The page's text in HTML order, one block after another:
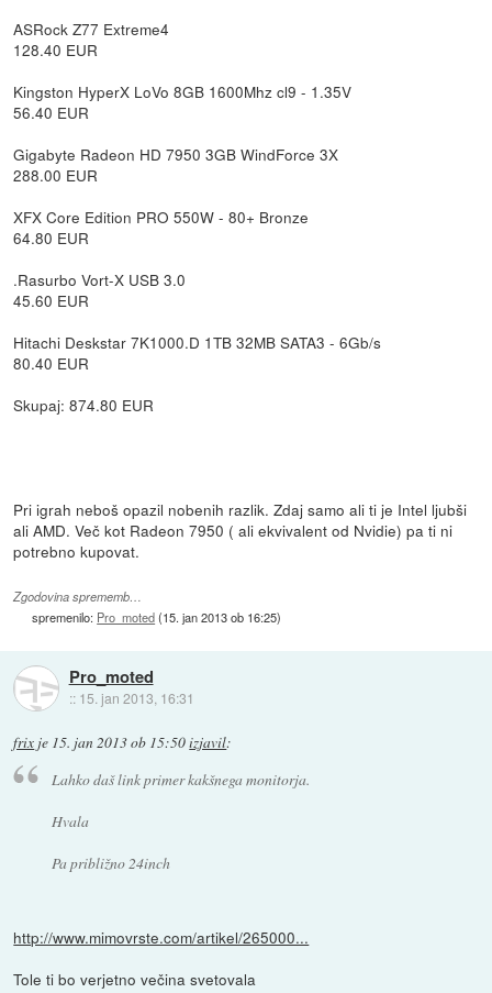
ASRock Z77 Extreme4
128.40 EUR
Kingston HyperX LoVo 8GB 1600Mhz cl9 - 1.35V
56.40 EUR
Gigabyte Radeon HD 7950 3GB WindForce 3X
288.00 EUR
XFX Core Edition PRO 550W - 80+ Bronze
64.80 EUR
.Rasurbo Vort-X USB 3.0
45.60 EUR
Hitachi Deskstar 7K1000.D 1TB 32MB SATA3 - 6Gb/s
80.40 EUR
Skupaj: 874.80 EUR
Pri igrah neboš opazil nobenih razlik. Zdaj samo ali ti je Intel ljubši
ali AMD. Več kot Radeon 7950 ( ali ekvivalent od Nvidie) pa ti ni
potrebno kupovat.
Zgodovina sprememb…
spremenilo: Pro_moted(15. jan 2013 ob 16:25)
Pro_moted
:: 15. jan 2013, 16:31
frix je 15. jan 2013 ob 15:50izjavil:
Lahko daš link primer kakšnega monitorja.
Hvala
Pa približno 24inch
http://www.mimovrste.com/artikel/265000...
Tole ti bo verjetno večina svetovala